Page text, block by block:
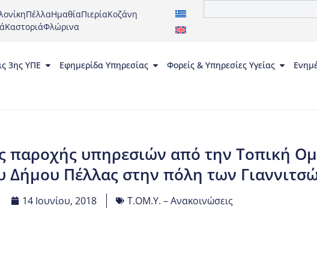
ΠέλλαΗμαθίαΠιερίαΚοζάνη
ΚαστοριάΦλώρινα
3ης ΥΠΕ Εφημερίδα Υπηρεσίας Φορείς & Υπηρεσίες Υγείας
παροχής υπηρεσιών από την Τοπική
Δήμου Πέλλας στην πόλη των
14 Ιουνίου, 2018 Τ.ΟΜ.Υ. – Ανακοινώσεις